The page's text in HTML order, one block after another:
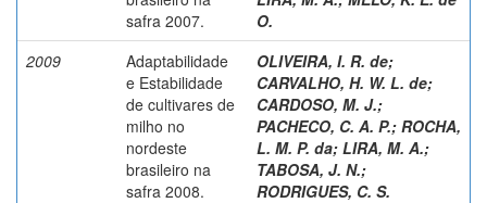
safra 2007.
O.
2009
Adaptabilidade
e Estabilidade
de cultivares de
milho no
nordeste
brasileiro na
safra 2008.
OLIVEIRA, I. R. de;
CARVALHO, H. W. L. de;
CARDOSO, M. J.;
PACHECO, C. A. P.; ROCHA,
L. M. P. da; LIRA, M. A.;
TABOSA, J. N.;
RODRIGUES, C. S.